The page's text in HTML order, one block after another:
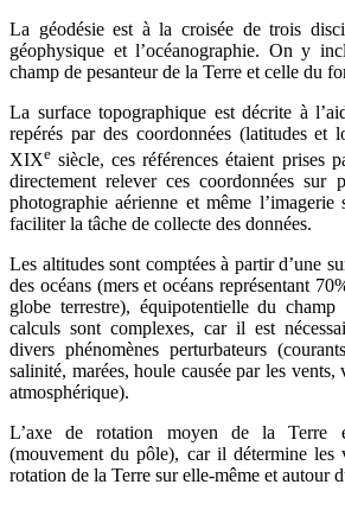
La géodésie est à la croisée de trois
géophysique et l’océanographie. On y
champ de pesanteur de la Terre et celle du
La surface topographique est décrite à
repérés par des coordonnées (latitudes et
XIXe siècle, ces références étaient prises
directement relever ces coordonnées sur
photographie aérienne et même l’imagerie
faciliter la tâche de collecte des données.
Les altitudes sont comptées à partir d’une
des océans (mers et océans représentant
globe terrestre), équipotentielle du
calculs sont complexes, car il est
divers phénomènes perturbateurs
salinité, marées, houle causée par les vents,
atmosphérique).
L’axe de rotation moyen de la Terre
(mouvement du pôle), car il détermine les
rotation de la Terre sur elle-même et autour